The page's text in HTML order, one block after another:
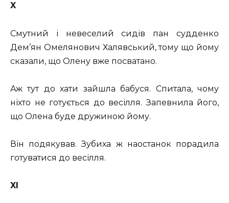
X
Смутний і невеселий сидів пан судденко
Дем’ян Омелянович Халявський, тому що йому
сказали, що Олену вже посватано.
Аж тут до хати зайшла бабуся. Спитала, чому
ніхто не готується до весілля. Запевнила його,
що Олена буде дружиною йому.
Він подякував. Зубиха ж наостанок порадила
готуватися до весілля.
XI